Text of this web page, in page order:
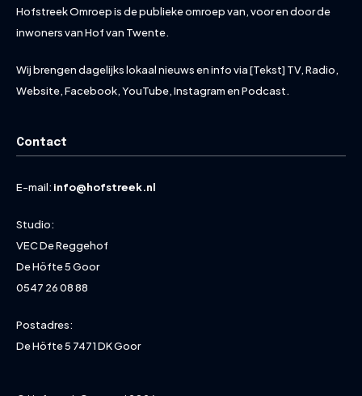
Hofstreek Omroep is de publieke omroep van, voor en door de
inwoners van Hof van Twente.
Wij brengen dagelijks lokaal nieuws en info via [Tekst] TV, Radio,
Website, Facebook, YouTube, Instagram en Podcast.
Contact
E-mail: info@hofstreek.nl
Studio:
VEC De Reggehof
De Höfte 5 Goor
0547 26 08 88
Postadres:
De Höfte 5 7471 DK Goor